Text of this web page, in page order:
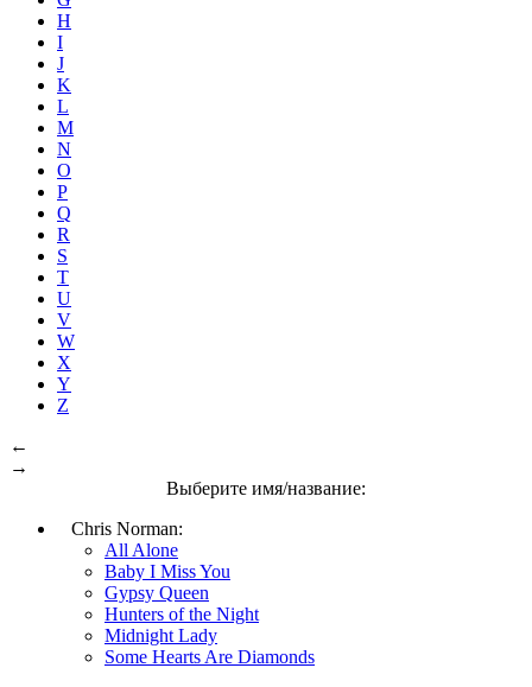
H
I
J
K
L
M
N
O
P
Q
R
S
T
U
V
W
X
Y
Z
←
→
Выберите имя/название:
Chris Norman:
All Alone
Baby I Miss You
Gypsy Queen
Hunters of the Night
Midnight Lady
Some Hearts Are Diamonds